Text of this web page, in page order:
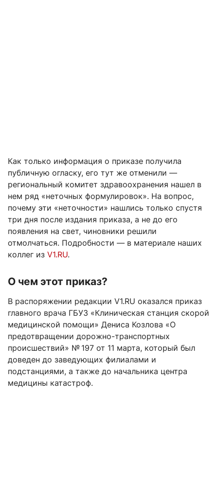
Как только информация о приказе получила
публичную огласку, его тут же отменили —
региональный комитет здравоохранения нашел в
нем ряд «неточных формулировок». На вопрос,
почему эти «неточности» нашлись только спустя
три дня после издания приказа, а не до его
появления на свет, чиновники решили
отмолчаться. Подробности — в материале наших
коллег из V1.RU.
О чем этот приказ?
В распоряжении редакции V1.RU оказался приказ
главного врача ГБУЗ «Клиническая станция скорой
медицинской помощи» Дениса Козлова «О
предотвращении дорожно-транспортных
происшествий» № 197 от 11 марта, который был
доведен до заведующих филиалами и
подстанциями, а также до начальника центра
медицины катастроф.